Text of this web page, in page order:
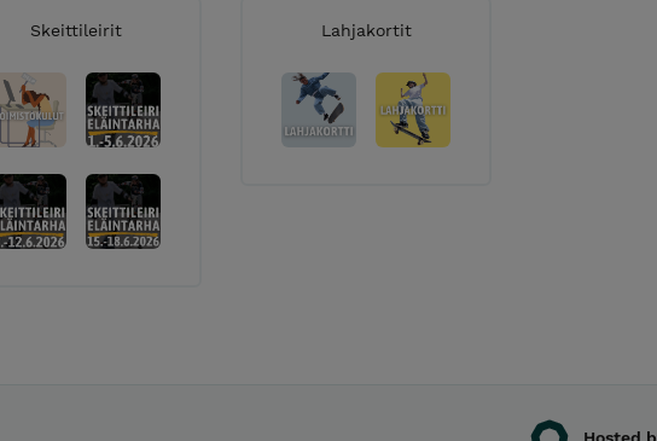
Skeittileirit Lahjakortit
Hosted